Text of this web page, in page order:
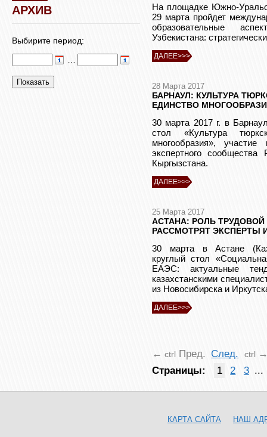
АРХИВ
Выбирите период:
На площадке Южно-
29 марта пройдет
образовательные
Узбекистана:
ДАЛЕЕ>>>
28 Марта 2017
БАРНАУЛ: КУЛЬТУРА
ЕДИНСТВО
30 марта 2017 г. в
стол «Культура
многообразия»,
экспертного сообщества
Кыргызстана.
ДАЛЕЕ>>>
25 Марта 2017
АСТАНА: РОЛЬ
РАССМОТРЯТ ЭКСПЕРТЫ
30 марта в Астане
круглый стол
ЕАЭС: актуальные
казахстанскими
из Новосибирска и
ДАЛЕЕ>>>
← ctrl Пред. След. ctrl
Страницы:
1 2 3 ...
КАРТА САЙТА НАШ